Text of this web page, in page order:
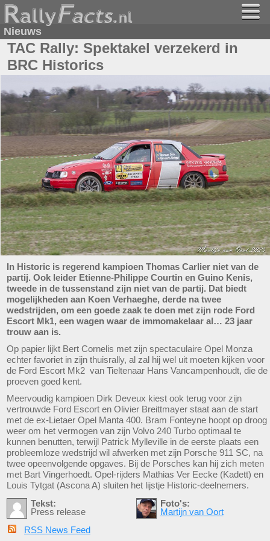
Nieuws
TAC Rally: Spektakel verzekerd in
BRC Historics
In Historic is regerend kampioen Thomas Carlier niet van de
partij. Ook leider Etienne-Philippe Courtin en Guino Kenis,
tweede in de tussenstand zijn niet van de partij. Dat biedt
mogelijkheden aan Koen Verhaeghe, derde na twee
wedstrijden, om een goede zaak te doen met zijn rode Ford
Escort Mk1, een wagen waar de immomakelaar al… 23 jaar
trouw aan is.
Op papier lijkt Bert Cornelis met zijn spectaculaire Opel Monza
echter favoriet in zijn thuisrally, al zal hij wel uit moeten kijken voor
de Ford Escort Mk2 van Tieltenaar Hans Vancampenhoudt, die de
proeven goed kent.
Meervoudig kampioen Dirk Deveux kiest ook terug voor zijn
vertrouwde Ford Escort en Olivier Breittmayer staat aan de start
met de ex-Lietaer Opel Manta 400. Bram Fonteyne hoopt op droog
weer om het vermogen van zijn Volvo 240 Turbo optimaal te
kunnen benutten, terwijl Patrick Mylleville in de eerste plaats een
probleemloze wedstrijd wil afwerken met zijn Porsche 911 SC, na
twee opeenvolgende opgaves. Bij de Porsches kan hij zich meten
met Bart Vingerhoedt. Opel-rijders Mathias Ver Eecke (Kadett) en
Louis Tytgat (Ascona A) sluiten het lijstje Historic-deelnemers.
Tekst:
Press release
Foto's:
Martijn van Oort
RSS News Feed